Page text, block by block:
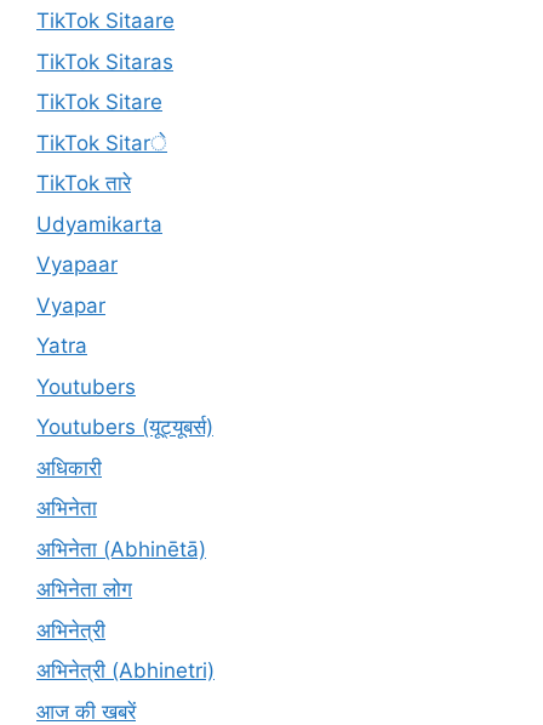
TikTok Sitaare
TikTok Sitaras
TikTok Sitare
TikTok Sitarे
TikTok तारे
Udyamikarta
Vyapaar
Vyapar
Yatra
Youtubers
Youtubers (यूट्यूबर्स)
अधिकारी
अभिनेता
अभिनेता (Abhinētā)
अभिनेता लोग
अभिनेत्री
अभिनेत्री (Abhinetri)
आज की खबरें